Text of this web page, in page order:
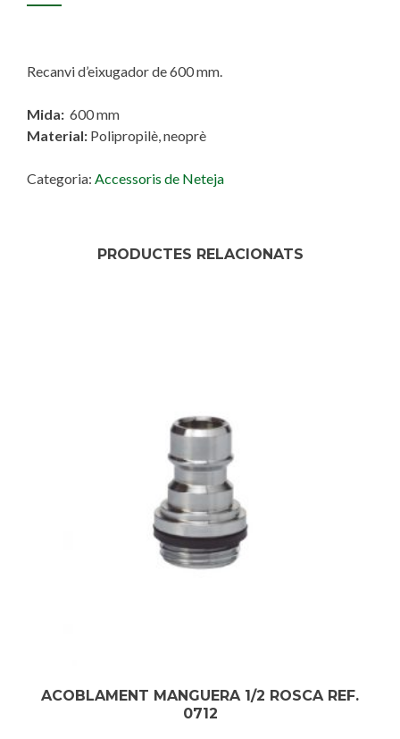
Recanvi d’eixugador de 600 mm.
Mida: 600 mm
Material: Polipropilè, neoprè
Categoria: Accessoris de Neteja
PRODUCTES RELACIONATS
ACOBLAMENT MANGUERA 1/2 ROSCA REF.
0712